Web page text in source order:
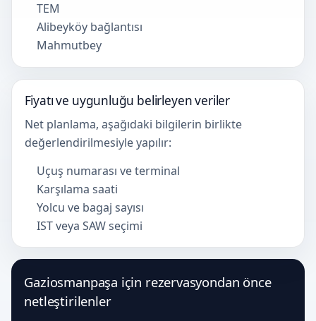
TEM
Alibeyköy bağlantısı
Mahmutbey
Fiyatı ve uygunluğu belirleyen veriler
Net planlama, aşağıdaki bilgilerin birlikte
değerlendirilmesiyle yapılır:
Uçuş numarası ve terminal
Karşılama saati
Yolcu ve bagaj sayısı
IST veya SAW seçimi
Gaziosmanpaşa için rezervasyondan önce
netleştirilenler